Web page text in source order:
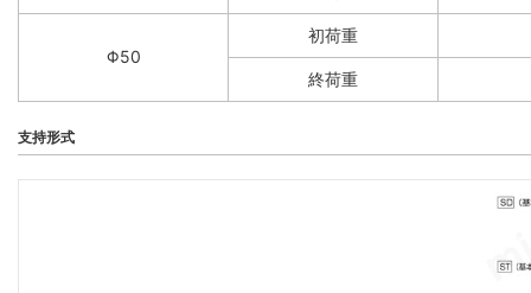
Φ50
初荷重
終荷重
支持形式